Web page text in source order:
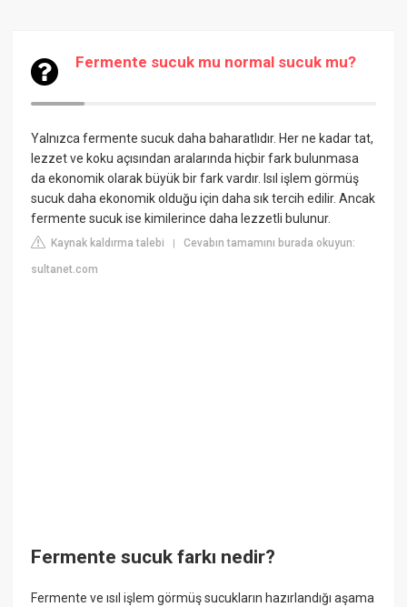
Fermente sucuk mu normal sucuk mu?
Yalnızca fermente sucuk daha baharatlıdır. Her ne kadar tat,
lezzet ve koku açısından aralarında hiçbir fark bulunmasa
da ekonomik olarak büyük bir fark vardır. Isıl işlem görmüş
sucuk daha ekonomik olduğu için daha sık tercih edilir. Ancak
fermente sucuk ise kimilerince daha lezzetli bulunur.
Kaynak kaldırma talebi |Cevabın tamamını burada okuyun:
sultanet.com
Fermente sucuk farkı nedir?
Fermente ve ısıl işlem görmüş sucukların hazırlandığı aşama